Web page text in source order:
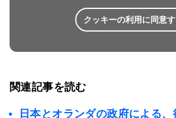
クッキーの利用に同意
関連記事を読む
日本とオランダの政府による